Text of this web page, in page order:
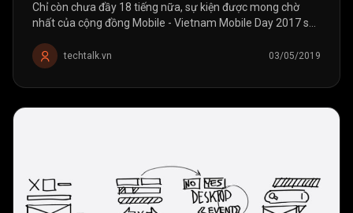
Chỉ còn chưa đầy 18 tiếng nữa, sự kiện được mong chờ
nhất của cộng đồng Mobile - Vietnam Mobile Day 2017 sẽ
khắc... techtalk.vn 03/05/2019